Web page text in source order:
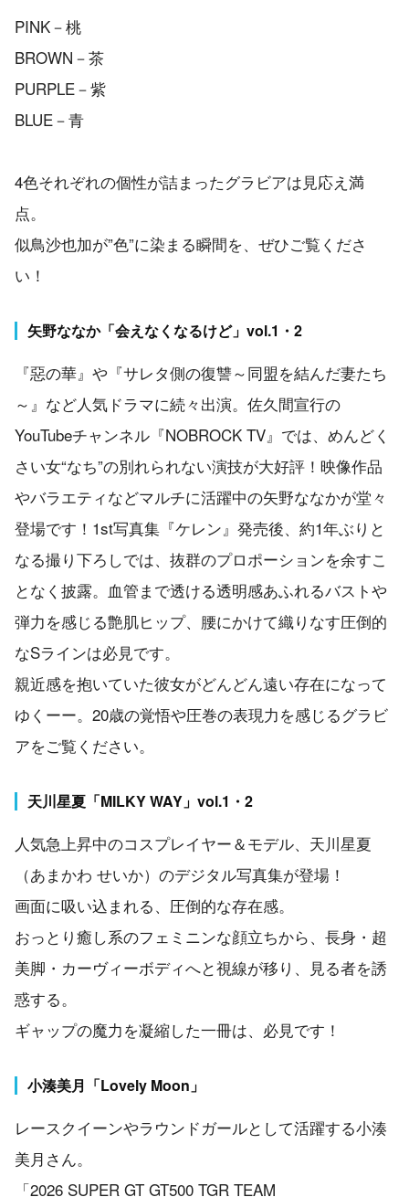
PINK－桃
BROWN－茶
PURPLE－紫
BLUE－青
4色それぞれの個性が詰まったグラビアは見応え満
点。
似鳥沙也加が”色”に染まる瞬間を、ぜひご覧くださ
い！
矢野ななか「会えなくなるけど」vol.1・2
『惡の華』や『サレタ側の復讐～同盟を結んだ妻たち
～』など人気ドラマに続々出演。佐久間宣行の
YouTubeチャンネル『NOBROCK TV』では、めんどく
さい女“なち”の別れられない演技が大好評！映像作品
やバラエティなどマルチに活躍中の矢野ななかが堂々
登場です！1st写真集『ケレン』発売後、約1年ぶりと
なる撮り下ろしでは、抜群のプロポーションを余すこ
となく披露。血管まで透ける透明感あふれるバストや
弾力を感じる艶肌ヒップ、腰にかけて織りなす圧倒的
なSラインは必見です。
親近感を抱いていた彼女がどんどん遠い存在になって
ゆくーー。20歳の覚悟や圧巻の表現力を感じるグラビ
アをご覧ください。
天川星夏「MILKY WAY」vol.1・2
人気急上昇中のコスプレイヤー＆モデル、天川星夏
（あまかわ せいか）のデジタル写真集が登場！
画面に吸い込まれる、圧倒的な存在感。
おっとり癒し系のフェミニンな顔立ちから、長身・超
美脚・カーヴィーボディへと視線が移り、見る者を誘
惑する。
ギャップの魔力を凝縮した一冊は、必見です！
小湊美月「Lovely Moon」
レースクイーンやラウンドガールとして活躍する小湊
美月さん。
「2026 SUPER GT GT500 TGR TEAM